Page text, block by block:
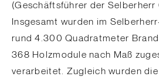
(Geschäftsführer der Selberherr
Insgesamt wurden im
rund 4.300 Quadratmeter
368 Holzmodule nach Maß
verarbeitet. Zugleich wurden